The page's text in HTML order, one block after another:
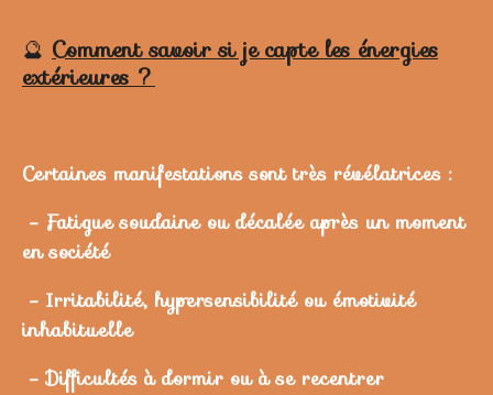
🔮 Comment savoir si je capte les énergies
extérieures ?
Certaines manifestations sont très révélatrices :
- Fatigue soudaine ou décalée après un moment
en société
- Irritabilité, hypersensibilité ou émotivité
inhabituelle
- Difficultés à dormir ou à se recentrer